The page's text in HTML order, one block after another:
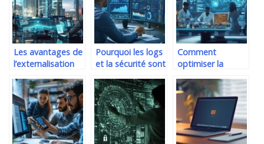
Les avantages de
l’externalisation
entreprises
européennes
Pourquoi les logs
et la sécurité sont
aux
cyberattaques
Comment
optimiser la
avec une solution
personnalisable